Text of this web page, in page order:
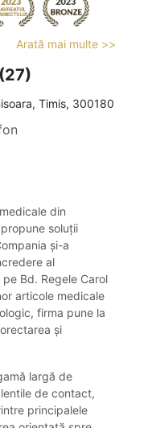
Arată mai multe >>
(27)
Timis, 300180
din
propune soluții
și-a
al
Bd. Regele Carol
articole medicale
firma pune la
și
largă de
de contact,
principalele